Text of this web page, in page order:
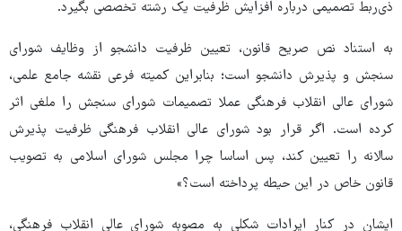
ذی‌ربط تصمیمی درباره افزایش ظرفیت یک رشته تخصصی بگیرد.
به استناد نص صریح قانون، تعیین ظرفیت دانشجو از وظایف شورای
سنجش و پذیرش دانشجو است؛ بنابراین کمیته فرعی نقشه جامع علمی،
شورای عالی انقلاب فرهنگی عملا تصمیمات شورای سنجش را ملغی اثر
کرده است. اگر قرار بود شورای عالی انقلاب فرهنگی ظرفیت پذیرش
سالانه را تعیین کند، پس اساسا چرا مجلس شورای اسلامی به تصویب
قانون خاص در این حیطه پرداخته است؟»
ایشان در کنار ایرادات شکلی به مصوبه شورای عالی انقلاب فرهنگی،